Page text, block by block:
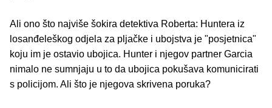
Ali ono što najviše šokira detektiva Roberta: Huntera iz
losanđeleškog odjela za pljačke i ubojstva je "posjetnica"
koju im je ostavio ubojica. Hunter i njegov partner Garcia
nimalo ne sumnjaju u to da ubojica pokušava komunicirati
s policijom. Ali što je njegova skrivena poruka?